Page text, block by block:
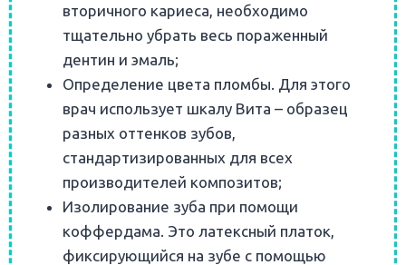
вторичного кариеса, необходимо
тщательно убрать весь пораженный
дентин и эмаль;
Определение цвета пломбы. Для этого
врач использует шкалу Вита – образец
разных оттенков зубов,
стандартизированных для всех
производителей композитов;
Изолирование зуба при помощи
коффердама. Это латексный платок,
фиксирующийся на зубе с помощью